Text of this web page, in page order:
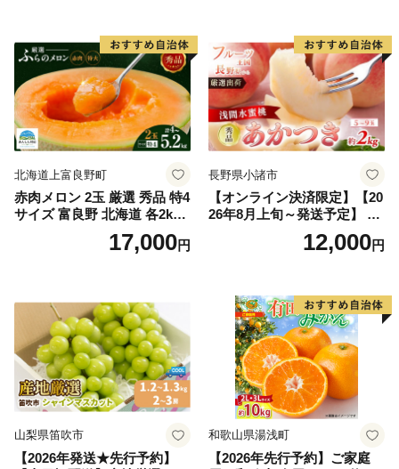
北海道上富良野町
赤肉メロン 2玉 厳選 秀品 特4
サイズ 富良野 北海道 各2kg
～2.6kg 2玉 セット ファーム
富良野 メロン めろん 果物 く
17,000円
長野県小諸市
【オンライン決済限定】【20
26年8月上旬～発送予定】 先
行予約 「浅間水蜜桃プレミ
アム」 もも あかつき 秀品 約
果肉 長野県産 小諸市
12,000円
山梨県笛吹市
【2026年発送★先行予約】
和歌山県湯浅町
【2026年先行予約】ご家庭